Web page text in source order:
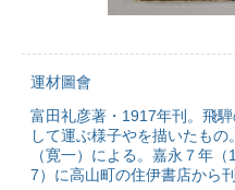
運材圖會
富田礼彦著・1917年刊。飛
して運ぶ様子やを描いたも
（寛一）による。嘉永７年
7）に高山町の住伊書店から刊